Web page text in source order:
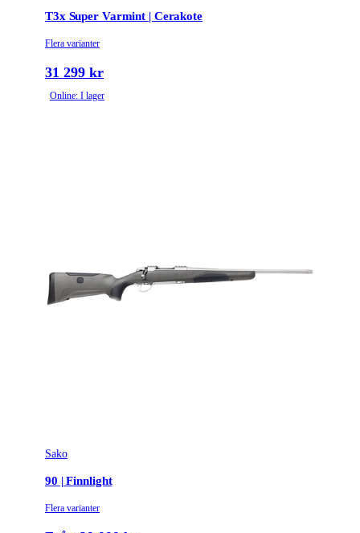
T3x Super Varmint | Cerakote
Flera varianter
31 299 kr
Online: I lager
Sako
90 | Finnlight
Flera varianter